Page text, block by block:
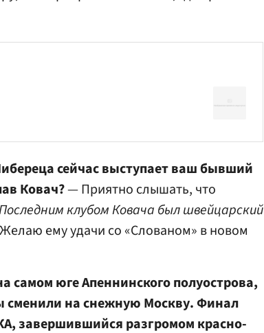
сейчас выступает ваш бывший
Ковач?— Приятно слышать, что
клубомКовача был швейцарский
ему удачи со «Слованом» в новом
юге Апеннинского полуострова,
сменили на снежную Москву. Финал
завершившийся разгромом красно-